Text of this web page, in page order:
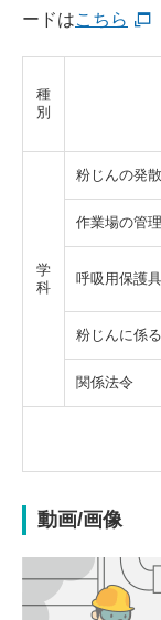
ードはこちら
種
別
学
科
粉じんの発
作業場の管理
呼吸用保護
粉じんに係
関係法令
動画/画像